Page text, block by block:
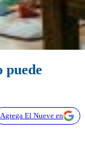
puede
Agrega El Nueve en